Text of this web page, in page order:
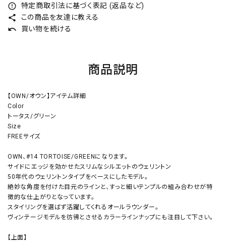
error_outline 特定商取引法に基づく表記 (返品など)
share この商品を友達に教える
undo 買い物を続ける
商品説明
【OWN/オウン】アイテム詳細
Color
トータス/グリーン
Size
FREEサイズ
OWN、#14 TORTOISE/GREENになります。
サイドにエッジを効かせたスリムなシルエットのウェリントン
50年代のウェリントンタイプをベースにしたモデル。
絶妙な角度を付けた目元のラインと、すっと細いテンプルの組み合わせが特
徴的な仕上がりとなっています。
スタイリングを選ばず活躍してくれるオールラウンダー。
ヴィンテージモデルを彷彿とさせるカラーラインナップにも注目して下さい。
【上面】